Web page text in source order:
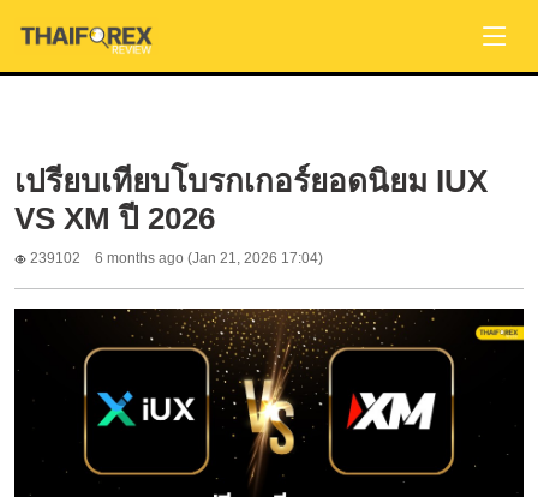
เปรียบเทียบโบรกเกอร์ยอดนิยม IUX
VS XM ปี 2026
239102 6 months ago (Jan 21, 2026 17:04)